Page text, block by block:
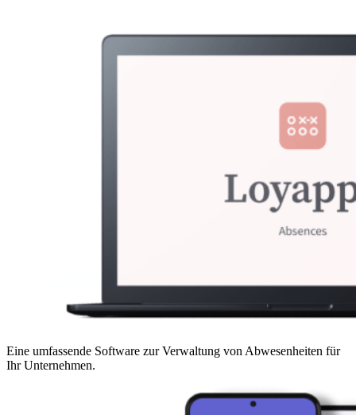
Eine umfassende Software zur Verwaltung von Abwesenheiten für
Ihr Unternehmen.